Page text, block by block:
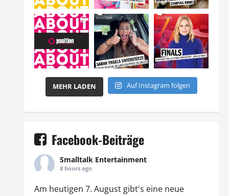
MEHR LADEN Auf Instagram folgen
Facebook-Beiträge
Smalltalk Entertainment
8 hours ago
Am heutigen 7. August gibt's eine neue